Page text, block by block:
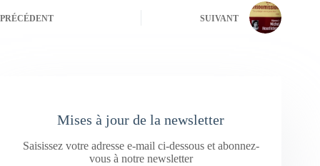
PRÉCÉDENT SUIVANT
Mises à jour de la newsletter
Saisissez votre adresse e-mail ci-dessous et abonnez-
vous à notre newsletter